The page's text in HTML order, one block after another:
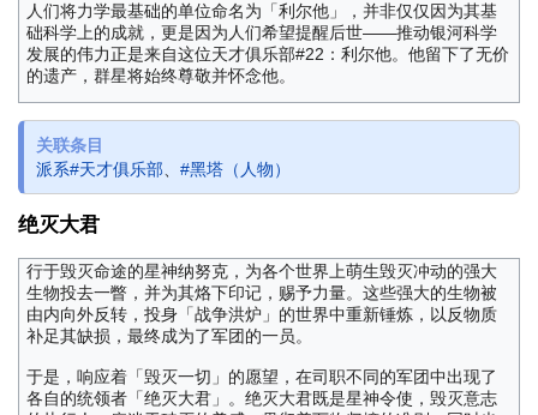
人们将力学最基础的单位命名为「利尔他」，并非仅仅因为其基
础科学上的成就，更是因为人们希望提醒后世——推动银河科学
发展的伟力正是来自这位天才俱乐部#22：利尔他。他留下了无价
的遗产，群星将始终尊敬并怀念他。
关联条目
派系#天才俱乐部
#黑塔（人物）
绝灭大君
行于毁灭命途的星神纳努克，为各个世界上萌生毁灭冲动的强大
生物投去一瞥，并为其烙下印记，赐予力量。这些强大的生物被
由内向外反转，投身「战争洪炉」的世界中重新锤炼，以反物质
补足其缺损，最终成为了军团的一员。
于是，响应着「毁灭一切」的愿望，在司职不同的军团中出现了
各自的统领者「绝灭大君」。绝灭大君既是星神令使，毁灭意志